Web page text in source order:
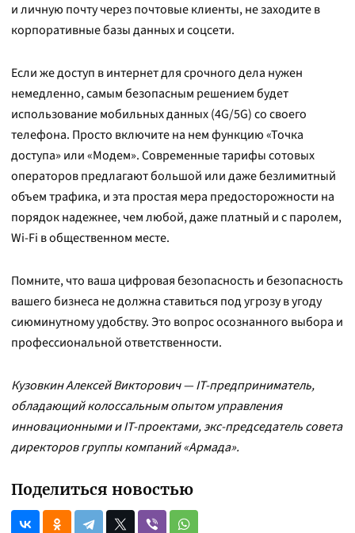
и личную почту через почтовые клиенты, не заходите в
корпоративные базы данных и соцсети.
Если же доступ в интернет для срочного дела нужен
немедленно, самым безопасным решением будет
использование мобильных данных (4G/5G) со своего
телефона. Просто включите на нем функцию «Точка
доступа» или «Модем». Современные тарифы сотовых
операторов предлагают большой или даже безлимитный
объем трафика, и эта простая мера предосторожности на
порядок надежнее, чем любой, даже платный и с паролем,
Wi-Fi в общественном месте.
Помните, что ваша цифровая безопасность и безопасность
вашего бизнеса не должна ставиться под угрозу в угоду
сиюминутному удобству. Это вопрос осознанного выбора и
профессиональной ответственности.
Кузовкин Алексей Викторович — IT-предприниматель,
обладающий колоссальным опытом управления
инновационными и IT-проектами, экс-председатель совета
директоров группы компаний «Армада».
Поделиться новостью